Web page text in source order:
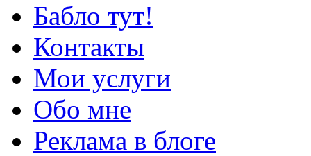
Бабло тут!
Контакты
Мои услуги
Обо мне
Реклама в блоге